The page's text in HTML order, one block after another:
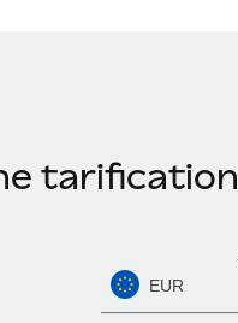
tarification
EUR